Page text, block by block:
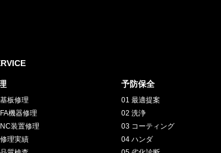
CHALLENGE
板修理
機器修理
装置修理
理実績
予防保全
01 最適提案
02 洗浄
03 コーティング
04 ハンダ